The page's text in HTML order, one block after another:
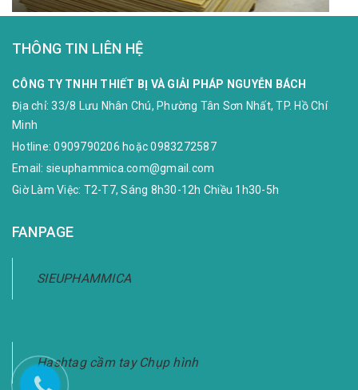
THÔNG TIN LIÊN HỆ
CÔNG TY TNHH THIẾT BỊ VÀ GIẢI PHÁP NGUYỄN BÁCH
Địa chỉ:33/8 Lưu Nhân Chú, Phường Tân Sơn Nhất, TP. Hồ Chí
Minh
Hotline:0909790206 hoặc0983272587
Email: sieuphammica.com@gmail.com
Giờ Làm Việc: T2-T7, Sáng 8h30-12h Chiều 1h30-5h
FANPAGE
SIEUPHAMMICA
Hashtag cầm tay Chụp hình